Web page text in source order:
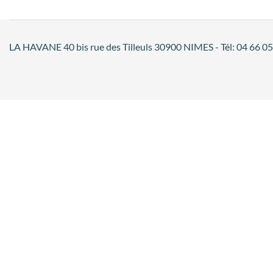
LA HAVANE 40 bis rue des Tilleuls 30900 NIMES - Tél: 04 66